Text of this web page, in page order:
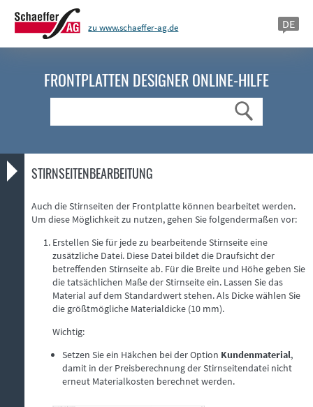
zu www.schaeffer-ag.de DE
FRONTPLATTEN DESIGNERONLINE-HILFE
STIRNSEITENBEARBEITUNG
Auch die Stirnseiten der Frontplatte können bearbeitet werden.
Um diese Möglichkeit zu nutzen, gehen Sie folgendermaßen vor:
Erstellen Sie für jede zu bearbeitende Stirnseite eine
zusätzliche Datei. Diese Datei bildet die Draufsicht der
betreffenden Stirnseite ab. Für die Breite und Höhe geben Sie
die tatsächlichen Maße der Stirnseite ein. Lassen Sie das
Material auf dem Standardwert stehen. Als Dicke wählen Sie
die größtmögliche Materialdicke (10 mm).
Wichtig:
Setzen Sie ein Häkchen bei der Option Kundenmaterial,
damit in der Preisberechnung der Stirnseitendatei nicht
erneut Materialkosten berechnet werden.